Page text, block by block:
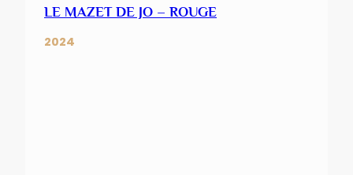
LE MAZET DE JO – ROUGE
2024